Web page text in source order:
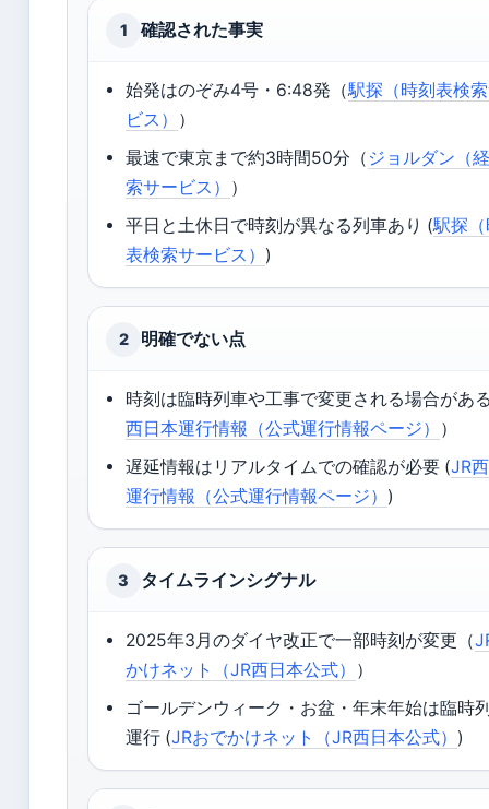
1 確認された事実
始発はのぞみ4号・6:48発（駅探（時刻表検
ビス） ）
最速で東京まで約3時間50分（ ジョルダン（
索サービス） ）
平日と土休日で時刻が異なる列車あり (駅探
表検索サービス） )
2 明確でない点
時刻は臨時列車や工事で変更される場合があ
西日本運行情報（公式運行情報ページ） ）
遅延情報はリアルタイムでの確認が必要 (JR
運行情報（公式運行情報ページ） )
3 タイムラインシグナル
2025年3月のダイヤ改正で一部時刻が変更（
かけネット（JR西日本公式） ）
ゴールデンウィーク・お盆・年末年始は臨時
運行 (JRおでかけネット（JR西日本公式） )